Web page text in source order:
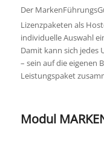
Der
Lizenzpaketen als
individuelle Auswahl
Damit kann sich jedes
– sein auf die eigenen
Leistungspaket
Modul